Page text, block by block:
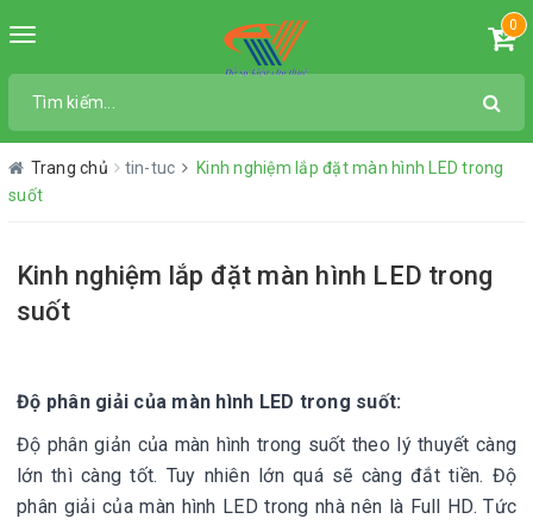
Toggle
0
Trang chủ tin-tuc
Kinh nghiệm lắp đặt màn hình LED trong
suốt
Kinh nghiệm lắp đặt màn hình LED trong
suốt
Độ phân giải của màn hình LED trong suốt:
Độ phân giản của màn hình trong suốt theo lý thuyết càng
lớn thì càng tốt. Tuy nhiên lớn quá sẽ càng đắt tiền. Độ
phân giải của màn hình LED trong nhà nên là Full HD. Tức